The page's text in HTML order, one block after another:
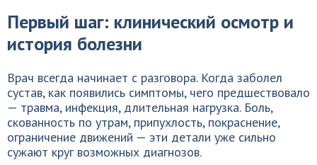
Первый шаг: клинический осмотр и
история болезни
Врач всегда начинает с разговора. Когда заболел
сустав, как появились симптомы, чего предшествовало
— травма, инфекция, длительная нагрузка. Боль,
скованность по утрам, припухлость, покраснение,
ограничение движений — эти детали уже сильно
сужают круг возможных диагнозов.